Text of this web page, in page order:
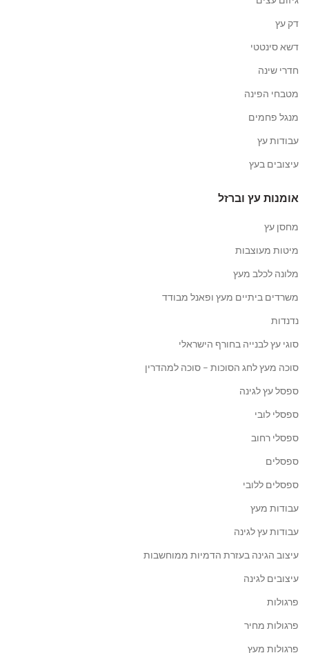
דק עץ
דשא סינטטי
חדרי שינה
מטבחי הפינה
מנגל פחמים
עבודות עץ
עיצובים בעץ
אומנות עץ וברזל
מחסן עץ
מיטות מעוצבות
מלונה לכלב מעץ
משרדים ביתיים מעץ ופאנל מבודד
נדנדות
סוגי עץ לבנייה בחורף הישראלי
סוכה מעץ לחג הסוכות – סוכה למהדרין
ספסל עץ לגינה
ספסלי לובי
ספסלי רחוב
ספסלים
ספסלים ללובי
עבודות מעץ
עבודות עץ לגינה
עיצוב הגינה בעזרת הדמיות ממוחשבות
עיצובים לגינה
פרגולות
פרגולות מחיר
פרגולות מעץ